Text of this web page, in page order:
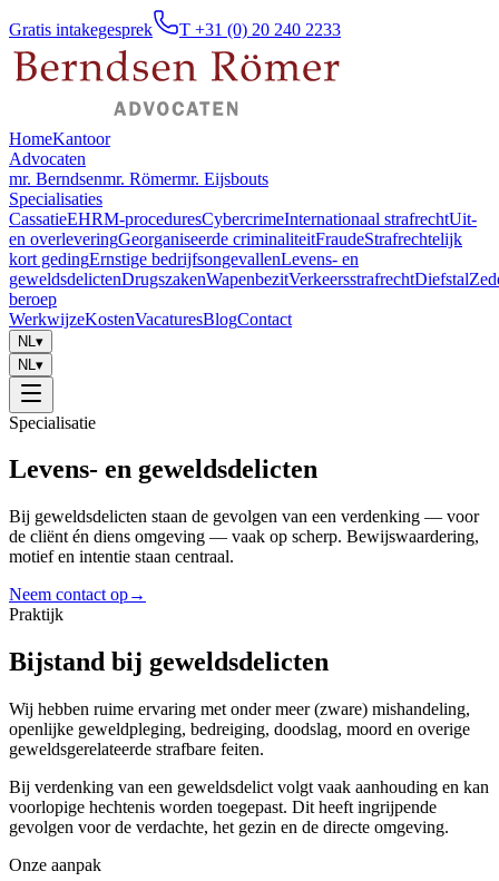
Gratis intakegesprek T +31 (0) 20 240 2233
HomeKantoor
Advocaten
mr. Berndsenmr. Römermr. Eijsbouts
Specialisaties
CassatieEHRM-proceduresCybercrimeInternationaal strafrechtUit-
en overleveringGeorganiseerde criminaliteitFraudeStrafrechtelijk
kort gedingErnstige bedrijfsongevallenLevens- en
geweldsdelictenDrugszakenWapenbezitVerkeersstrafrechtDiefstal
beroep
WerkwijzeKostenVacaturesBlogContact
NL ▾
NL ▾
Specialisatie
Levens- en geweldsdelicten
Bij geweldsdelicten staan de gevolgen van een verdenking — voor
de cliënt én diens omgeving — vaak op scherp. Bewijswaardering,
motief en intentie staan centraal.
Neem contact op→
Praktijk
Bijstand bij geweldsdelicten
Wij hebben ruime ervaring met onder meer (zware) mishandeling,
openlijke geweldpleging, bedreiging, doodslag, moord en overige
geweldsgerelateerde strafbare feiten.
Bij verdenking van een geweldsdelict volgt vaak aanhouding en kan
voorlopige hechtenis worden toegepast. Dit heeft ingrijpende
gevolgen voor de verdachte, het gezin en de directe omgeving.
Onze aanpak